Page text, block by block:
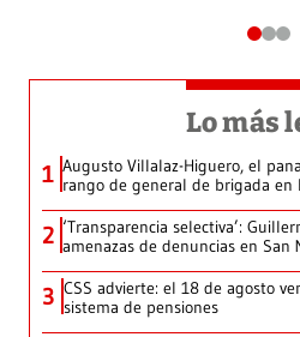
Lo más
1 Augusto Villalaz-Higuero, el
rango de general de brigada en
2 ‘Transparencia selectiva’:
amenazas de denuncias en San
3 CSS advierte: el 18 de agosto
sistema de pensiones